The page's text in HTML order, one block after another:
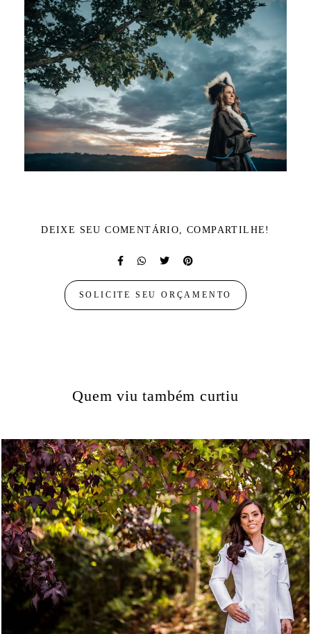
DEIXE SEU COMENTÁRIO, COMPARTILHE!
SOLICITE SEU ORÇAMENTO
Quem viu também curtiu
1750 82